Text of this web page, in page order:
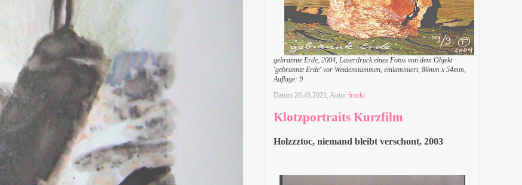
gebrannte Erde, 2004, Laserdruck eines Fotos von dem Objekt
'gebrannte Erde' vor Weidenstämmen, einlaminiert, 86mm x 54mm,
Auflage: 9
Datum 20.48.2021, Autor franki
Klotzportraits Kurzfilm
Holzzztoc, niemand bleibt verschont, 2003